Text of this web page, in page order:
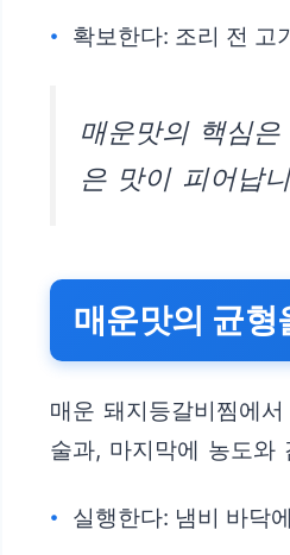
확보한다: 조리 전 고
매운맛의 핵심
은 맛이 피어납
매운맛의 균형
매운 돼지등갈비찜에
술과, 마지막에 농도와
실행한다: 냄비 바닥